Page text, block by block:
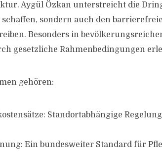
Aygül Özkan unterstreicht die
sondern auch den
Besonders in
gesetzliche Rahmenbedingungen
gehören:
Standortabhängige
Ein bundesweiter Standard für